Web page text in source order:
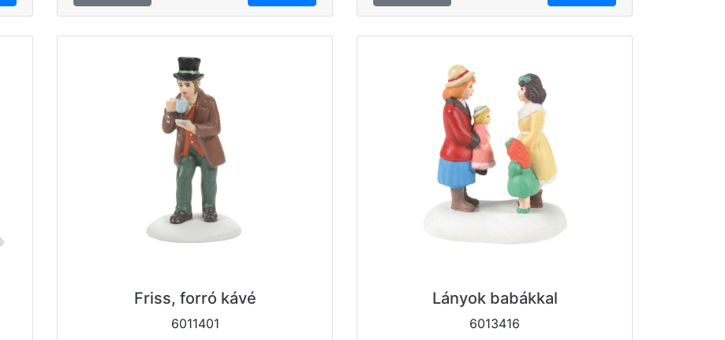
Friss, forró kávé
6011401
Lányok babákkal
6013416